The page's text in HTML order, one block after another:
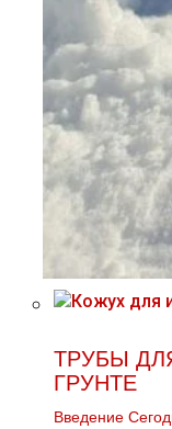
ТРУБЫ
ГРУНТЕ
Введение